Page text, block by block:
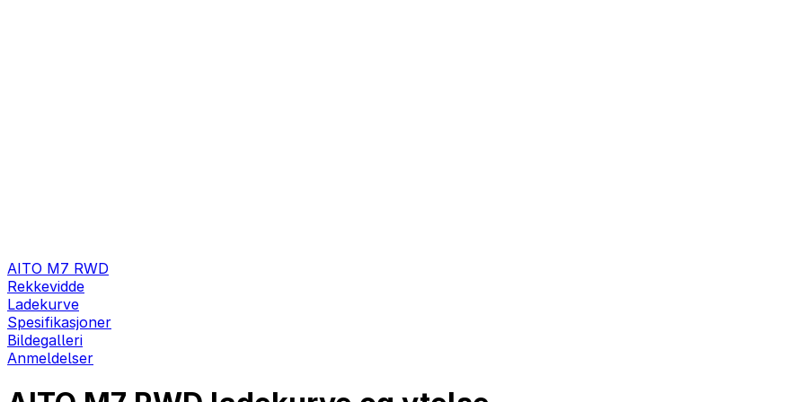
AITO M7 RWD
Rekkevidde
Ladekurve
Spesifikasjoner
Bildegalleri
Anmeldelser